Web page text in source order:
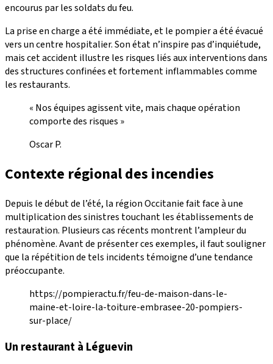
encourus par les soldats du feu.
La prise en charge a été immédiate, et le pompier a été évacué
vers un centre hospitalier. Son état n’inspire pas d’inquiétude,
mais cet accident illustre les risques liés aux interventions dans
des structures confinées et fortement inflammables comme
les restaurants.
« Nos équipes agissent vite, mais chaque opération
comporte des risques »
Oscar P.
Contexte régional des incendies
Depuis le début de l’été, la région Occitanie fait face à une
multiplication des sinistres touchant les établissements de
restauration. Plusieurs cas récents montrent l’ampleur du
phénomène. Avant de présenter ces exemples, il faut souligner
que la répétition de tels incidents témoigne d’une tendance
préoccupante.
https://pompieractu.fr/feu-de-maison-dans-le-
maine-et-loire-la-toiture-embrasee-20-pompiers-
sur-place/
Un restaurant à Léguevin